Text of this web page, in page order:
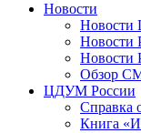
Новости
Обзор
ЦДУМ России
Справка
Книга